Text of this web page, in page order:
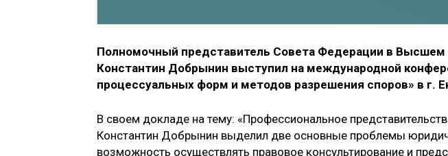
Полномочный представитель Совета Федерации в
Константин Добрынин выступил на международной
процессуальных форм и методов разрешения споров» в г.
В своем докладе на тему: «Профессиональное
Константин Добрынин выделил две основные проблемы
возможность осуществлять правовое консультирование и